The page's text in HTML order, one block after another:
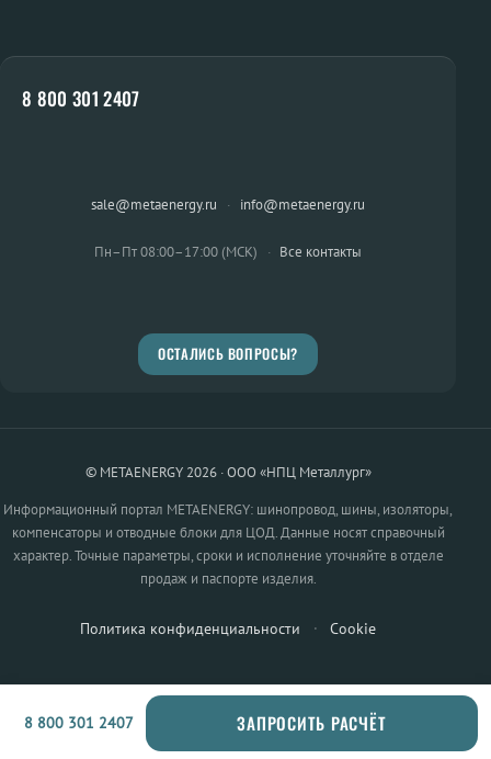
8 800 301 2407
sale@metaenergy.ru · info@metaenergy.ru
Пн–Пт 08:00–17:00 (МСК) · Все контакты
ОСТАЛИСЬ ВОПРОСЫ?
© METAENERGY 2026 · ООО «НПЦ Металлург»
Информационный портал METAENERGY: шинопровод, шины, изоляторы,
компенсаторы и отводные блоки для ЦОД. Данные носят справочный
характер. Точные параметры, сроки и исполнение уточняйте в отделе
продаж и паспорте изделия.
Политика конфиденциальности · Cookie
8 800 301 2407 ЗАПРОСИТЬ РАСЧЁТ